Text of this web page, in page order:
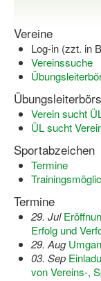
Vereine
Log-in (zzt. in
Vereinssuche
Verein sucht
ÜL sucht
Sportabzeichen
Termine
Termine
29. Jul
Erfolg und
29. Aug
03. Sep
von Vereins-,